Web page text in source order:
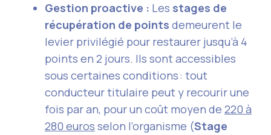
Gestion proactive : Les stages de
récupération de points demeurent le
levier privilégié pour restaurer jusqu’à 4
points en 2 jours. Ils sont accessibles
sous certaines conditions : tout
conducteur titulaire peut y recourir une
fois par an, pour un coût moyen de 220 à
280 euros selon l’organisme (Stage